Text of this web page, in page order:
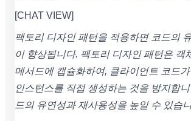
[CHAT VIEW]
팩토리 디자인 패턴을 적용하면 코드의
이 향상됩니다. 팩토리 디자인 패턴은 객
메서드에 캡슐화하여, 클라이언트 코드
인스턴스를 직접 생성하는 것을 방지합
드의 유연성과 재사용성을 높일 수 있습